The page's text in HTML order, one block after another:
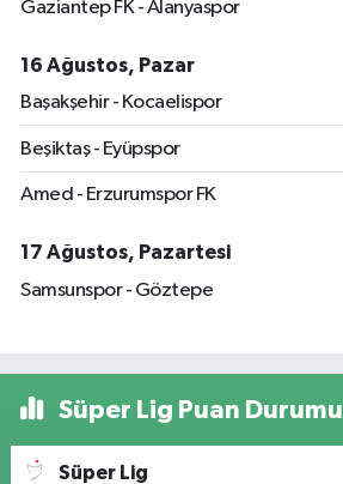
Gaziantep FK - Alanyaspor
16 Ağustos, Pazar
Başakşehir - Kocaelispor
Beşiktaş - Eyüpspor
Amed - Erzurumspor FK
17 Ağustos, Pazartesi
Samsunspor - Göztepe
Süper Lig Puan Durumu
Süper Lig